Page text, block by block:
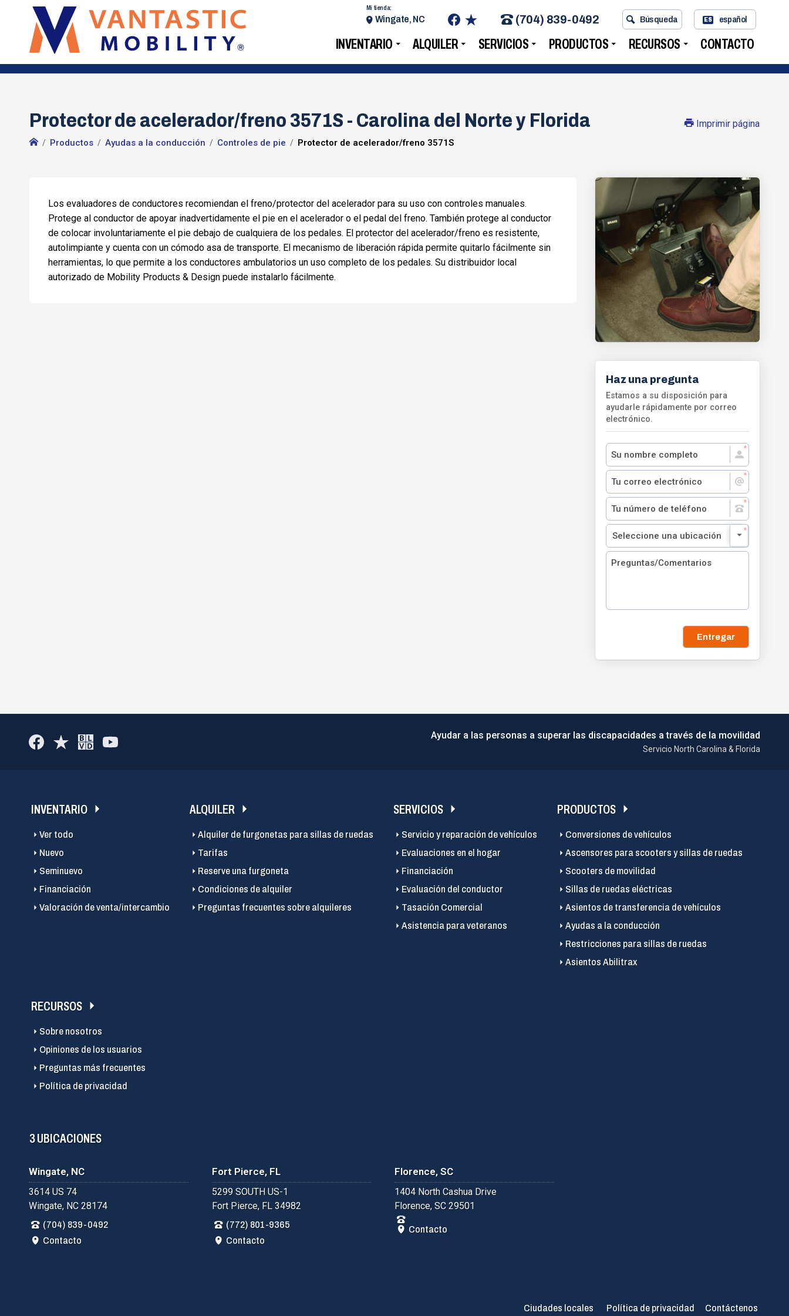
INVENTARIO ALQUILER SERVICIOS PRODUCTOS RECURSOS CONTACTO
Mi tienda:
Wingate, NC (704) 839-0492 Búsqueda ES español
Protector de acelerador/freno 3571S - Carolina del Norte y Florida
Productos Ayudas a la conducción Controles de pie Protector de acelerador/freno 3571S
Imprimir página
Los evaluadores de conductores recomiendan el freno/protector del acelerador para su uso con controles manuales.
Protege al conductor de apoyar inadvertidamente el pie en el acelerador o el pedal del freno. También protege al conductor
de colocar involuntariamente el pie debajo de cualquiera de los pedales. El protector del acelerador/freno es resistente,
autolimpiante y cuenta con un cómodo asa de transporte. El mecanismo de liberación rápida permite quitarlo fácilmente sin
herramientas, lo que permite a los conductores ambulatorios un uso completo de los pedales. Su distribuidor local
autorizado de Mobility Products & Design puede instalarlo fácilmente.
Haz una pregunta
Estamos a su disposición para
ayudarle rápidamente por correo
electrónico.
Entregar
Ayudar a las personas a superar las discapacidades a través de la movilidad
Servicio North Carolina & Florida
INVENTARIO
Ver todo
Nuevo
Seminuevo
Financiación
Valoración de venta/intercambio
ALQUILER
Alquiler de furgonetas para sillas de ruedas
Tarifas
Reserve una furgoneta
Condiciones de alquiler
Preguntas frecuentes sobre alquileres
SERVICIOS
Servicio y reparación de vehículos
Evaluaciones en el hogar
Financiación
Evaluación del conductor
Tasación Comercial
Asistencia para veteranos
PRODUCTOS
Conversiones de vehículos
Ascensores para scooters y sillas de ruedas
Scooters de movilidad
Sillas de ruedas eléctricas
Asientos de transferencia de vehículos
Ayudas a la conducción
Restricciones para sillas de ruedas
Asientos Abilitrax
RECURSOS
Sobre nosotros
Opiniones de los usuarios
Preguntas más frecuentes
Política de privacidad
3 UBICACIONES
Wingate, NC
3614 US 74
Wingate, NC 28174
(704) 839-0492
Contacto
Fort Pierce, FL
5299 SOUTH US-1
Fort Pierce, FL 34982
(772) 801-9365
Contacto
Florence, SC
1404 North Cashua Drive
Florence, SC 29501
Contacto
Ciudades locales Política de privacidad Contáctenos